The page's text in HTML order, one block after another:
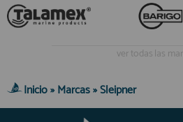
INFORMACION
registro
ver todas las
Inicio»Marcas»Sleipner